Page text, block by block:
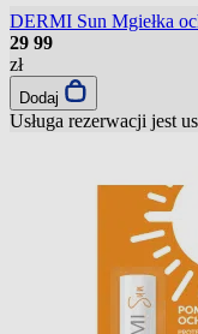
DERMI Sun Mgiełka
29 99
zł
Dodaj
Usługa rezerwacji jest